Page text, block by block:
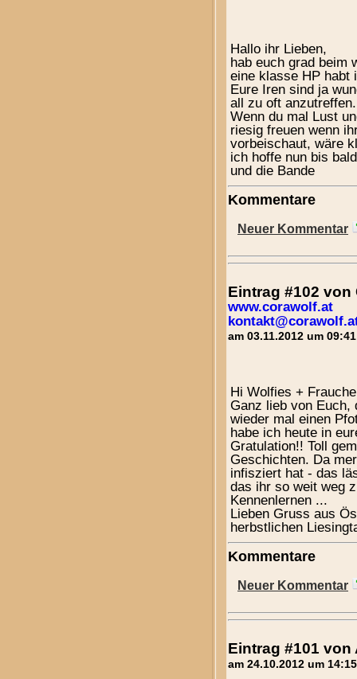
Hallo ihr Lieben,
hab euch grad beim
eine klasse HP habt
Eure Iren sind ja
all zu oft anzutreffen.
Wenn du mal Lust
riesig freuen wenn
vorbeischaut, wäre
ich hoffe nun bis
und die Bande
Kommentare
Neuer Kommentar
Eintrag #102
www.corawolf.at
am 03.11.2012 um
Hi Wolfies +
Ganz lieb von Euch,
wieder mal einen
habe ich heute in
Gratulation!! Toll
Geschichten. Da
infisziert hat - das
das ihr so weit weg
Kennenlernen ...
Lieben Gruss aus
herbstlichen
Kommentare
Neuer Kommentar
Eintrag #101
am 24.10.2012 um